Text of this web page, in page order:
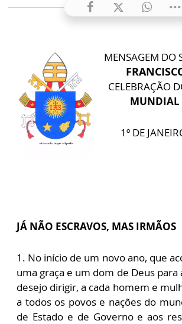
MENSAGEM DO
CELEBRAÇÃO
MUNDIAL
1º DE
JÁ NÃO ESCRAVOS, MAS IRMÃOS
1. No início de um novo ano, que
uma graça e um dom de Deus para
desejo dirigir, a cada homem e
a todos os povos e nações do
de Estado e de Governo e aos